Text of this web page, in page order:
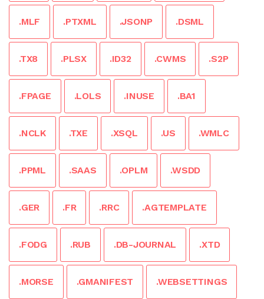
.MLF .PTXML .JSONP .DSML
.TX8 .PLSX .ID32 .CWMS .S2P
.FPAGE .LOLS .INUSE .BA1
.NCLK .TXE .XSQL .US .WMLC
.PPML .SAAS .OPLM .WSDD
.GER .FR .RRC .AGTEMPLATE
.FODG .RUB .DB-JOURNAL .XTD
.MORSE .GMANIFEST .WEBSETTINGS